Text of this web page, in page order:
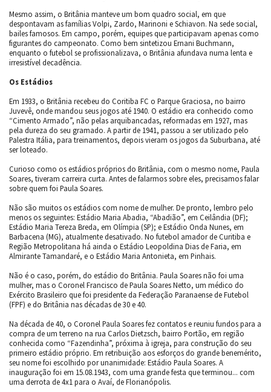
Mesmo assim, o Britânia manteve um bom quadro social, em que
despontavam as famílias Volpi, Zardo, Marinoni e Schiavon. Na sede social,
bailes famosos. Em campo, porém, equipes que participavam apenas como
figurantes do campeonato. Como bem sintetizou Ernani Buchmann,
enquanto o futebol se profissionalizava, o Britânia afundava numa lenta e
irresistível decadência.
Os Estádios
Em 1933, o Britânia recebeu do Coritiba FC o Parque Graciosa, no bairro
Juvevê, onde mandou seus jogos até 1940. O estádio era conhecido como
“Cimento Armado”, não pelas arquibancadas, reformadas em 1927, mas
pela dureza do seu gramado. A partir de 1941, passou a ser utilizado pelo
Palestra Itália, para treinamentos, depois vieram os jogos da Suburbana, até
ser loteado.
Curioso como os estádios próprios do Britânia, com o mesmo nome, Paula
Soares, tiveram carreira curta. Antes de falarmos sobre eles, precisamos falar
sobre quem foi Paula Soares.
Não são muitos os estádios com nome de mulher. De pronto, lembro pelo
menos os seguintes: Estádio Maria Abadia, “Abadião”, em Ceilândia (DF);
Estádio Maria Tereza Breda, em Olímpia (SP); e Estádio Onda Nunes, em
Barbacena (MG), atualmente desativado. No futebol amador de Curitiba e
Região Metropolitana há ainda o Estádio Leopoldina Dias de Faria, em
Almirante Tamandaré, e o Estádio Maria Antonieta, em Pinhais.
Não é o caso, porém, do estádio do Britânia. Paula Soares não foi uma
mulher, mas o Coronel Francisco de Paula Soares Netto, um médico do
Exército Brasileiro que foi presidente da Federação Paranaense de Futebol
(FPF) e do Britânia nas décadas de 30 e 40.
Na década de 40, o Coronel Paula Soares fez contatos e reuniu fundos para a
compra de um terreno na rua Carlos Dietzsch, bairro Portão, em região
conhecida como “Fazendinha”, próxima à igreja, para construção do seu
primeiro estádio próprio. Em retribuição aos esforços do grande benemérito,
seu nome foi escolhido por unanimidade: Estádio Paula Soares. A
inauguração foi em 15.08.1943, com uma grande festa que terminou... com
uma derrota de 4x1 para o Avaí, de Florianópolis.